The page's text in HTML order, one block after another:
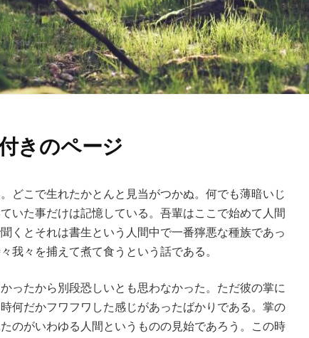
きのページ
どこで生れたかとんと見当がつかぬ。何でも薄暗いじ
いた事だけは記憶している。吾輩はここで始めて人間
くとそれは書生という人間中で一番獰悪な種族であっ
我々を捕えて煮て食うという話である。
ったから別段恐しいとも思わなかった。ただ彼の掌に
何だかフワフワした感じがあったばかりである。掌の
のがいわゆる人間というものの見始であろう。この時